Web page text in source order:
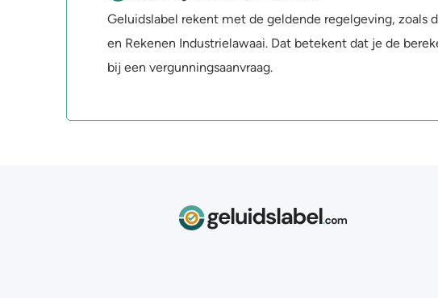
Geluidslabel rekent met de geldende regelgeving, zoals
en Rekenen Industrielawaai. Dat betekent dat je de
bij een vergunningsaanvraag.